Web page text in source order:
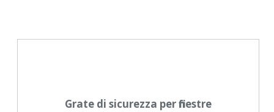
Grate di sicurezza per finestre